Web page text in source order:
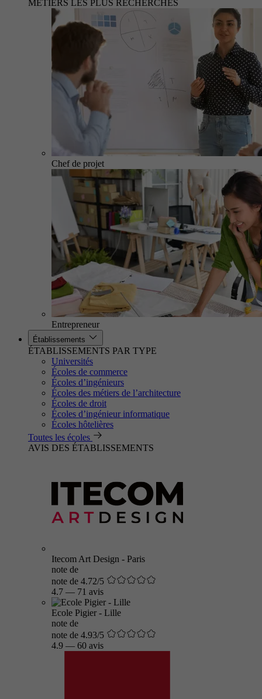
MÉTIERS LES PLUS RECHERCHÉS
Chef de projet
Entrepreneur
Établissements
ÉTABLISSEMENTS PAR TYPE
Universités
Écoles de commerce
Écoles d’ingénieurs
Écoles des métiers de l’architecture
Écoles de droit
Écoles d’ingénieur informatique
Écoles hôtelières
Toutes les écoles
AVIS DES ÉTABLISSEMENTS
Itecom Art Design - Paris
note de
note de 4.72/5
4.7 — 71 avis
Ecole Pigier - Lille
note de
note de 4.93/5
4.9 — 60 avis